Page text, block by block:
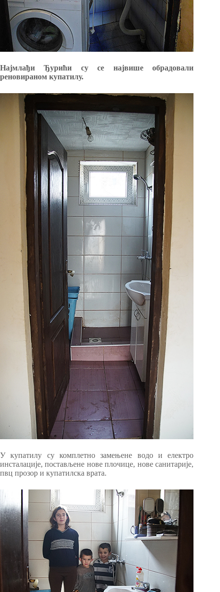
Најмлађи Ђурићи су се највише обрадовали
реновираном купатилу.
У купатилу су комплетно замењене водо и електро
инсталације, постављене нове плочице, нове санитарије,
пвц прозор и купатилска врата.